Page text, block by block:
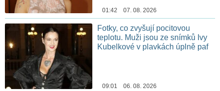
01:42 07. 08. 2026
Fotky, co zvyšují pocitovou
teplotu. Muži jsou ze snímků Ivy
Kubelkové v plavkách úplně paf
09:01 06. 08. 2026